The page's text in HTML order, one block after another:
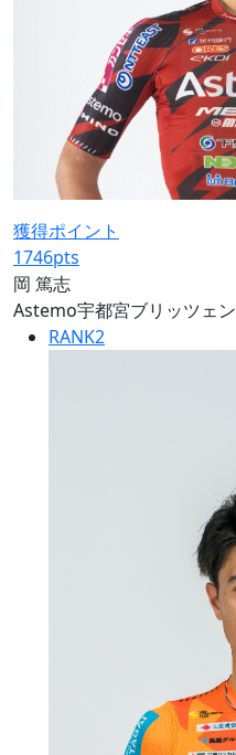
獲得ポイント
1746pts
岡 篤志
Astemo宇都宮ブリッツェン
RANK2